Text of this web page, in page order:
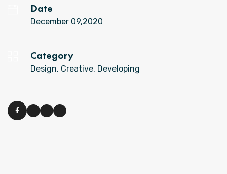
Date
December 09,2020
Category
Design, Creative, Developing